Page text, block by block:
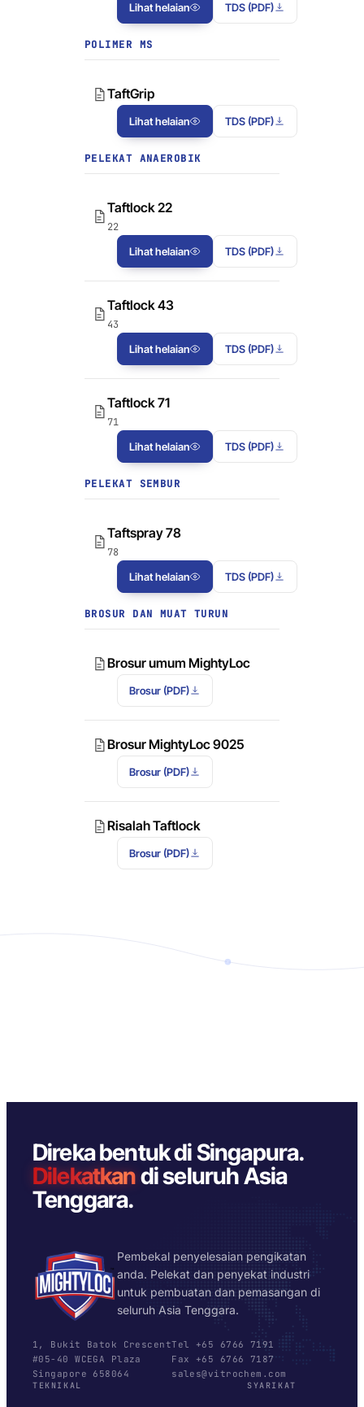
Lihat helaian
TDS (PDF)
POLIMER MS
TaftGrip
Lihat helaian TDS (PDF)
PELEKAT ANAEROBIK
Taftlock 22
22
Lihat helaian
TDS (PDF)
Taftlock 43
43
Lihat helaian
TDS (PDF)
Taftlock 71
71
Lihat helaian
TDS (PDF)
PELEKAT SEMBUR
Taftspray 78
78
Lihat helaian
TDS (PDF)
BROSUR DAN MUAT TURUN
Brosur umum MightyLoc
Brosur (PDF)
Brosur MightyLoc 9025
Brosur (PDF)
Risalah Taftlock
Brosur (PDF)
Direka bentuk di Singapura.
Dilekatkandi seluruh Asia
Tenggara.
Pembekal penyelesaian pengikatan
anda. Pelekat dan penyekat industri
untuk pembuatan dan pemasangan di
seluruh Asia Tenggara.
1, Bukit Batok Crescent
#05-40 WCEGA Plaza
Singapore 658064
Tel +65 6766 7191
Fax +65 6766 7187
sales@vitrochem.com
TEKNIKAL SYARIKAT